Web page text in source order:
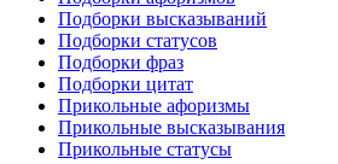
Подборки высказываний
Подборки статусов
Подборки фраз
Подборки цитат
Прикольные афоризмы
Прикольные высказывания
Прикольные статусы